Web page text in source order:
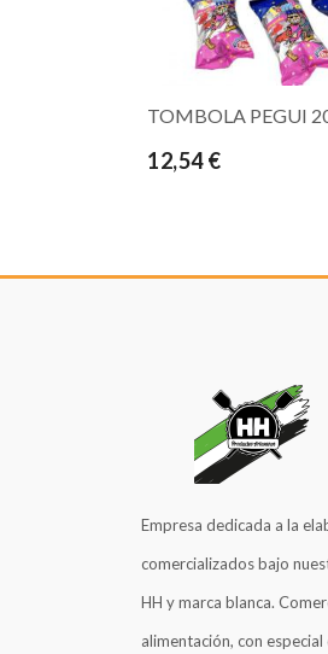
TOMBOLA PEGUI
12,54 €
Empresa dedicada a la
comercializados bajo
HH y marca blanca.
alimentación, con